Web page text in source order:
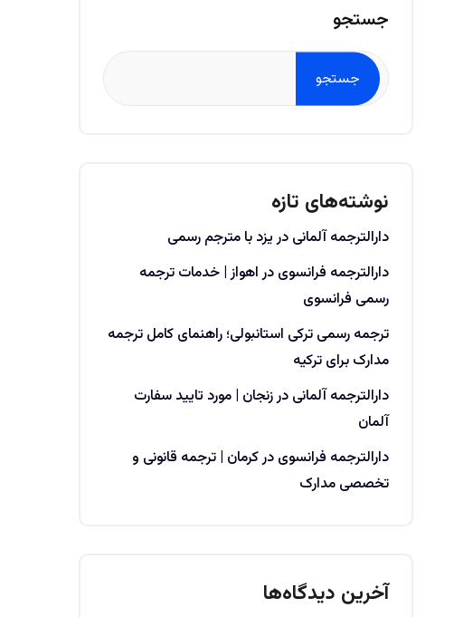
جستجو
جستجو
نوشته‌های تازه
دارالترجمه آلمانی در یزد با مترجم رسمی
دارالترجمه فرانسوی در اهواز | خدمات ترجمه
رسمی فرانسوی
ترجمه رسمی ترکی استانبولی؛ راهنمای کامل ترجمه
مدارک برای ترکیه
دارالترجمه آلمانی در زنجان | مورد تایید سفارت
آلمان
دارالترجمه فرانسوی در کرمان | ترجمه قانونی و
تخصصی مدارک
آخرین دیدگاه‌ها